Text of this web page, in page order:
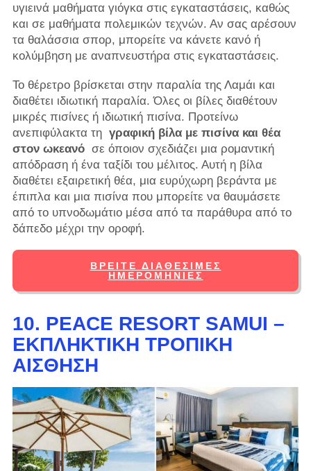
υγιεινά μαθήματα γιόγκα στις εγκαταστάσεις, καθώς
και σε μαθήματα πολεμικών τεχνών. Αν σας αρέσουν
τα θαλάσσια σπορ, μπορείτε να κάνετε κανό ή
κολύμβηση με αναπνευστήρα στις εγκαταστάσεις.
Το θέρετρο βρίσκεται στην παραλία της Λαμάι και
διαθέτει ιδιωτική παραλία. Όλες οι βίλες διαθέτουν
μικρές πισίνες ή ιδιωτική πισίνα. Προτείνω
ανεπιφύλακτα τη γραφική βίλα με πισίνα και θέα
στον ωκεανόσε όποιον σχεδιάζει μια ρομαντική
απόδραση ή ένα ταξίδι του μέλιτος. Αυτή η βίλα
διαθέτει εξαιρετική θέα, μια ευρύχωρη βεράντα με
έπιπλα και μια πισίνα που μπορείτε να θαυμάσετε
από το υπνοδωμάτιο μέσα από τα παράθυρα από το
δάπεδο μέχρι την οροφή.
ΒΡΕΊΤΕ ΔΙΑΘΈΣΙΜΕΣ
ΗΜΕΡΟΜΗΝΊΕΣ
10. PEACE RESORT SAMUI –
ΕΚΠΛΗΚΤΙΚΉ ΤΡΟΠΙΚΉ
ΑΊΣΘΗΣΗ